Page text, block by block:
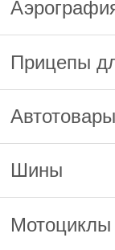
Прицепы
Автотовары
Шины
Мотоциклы